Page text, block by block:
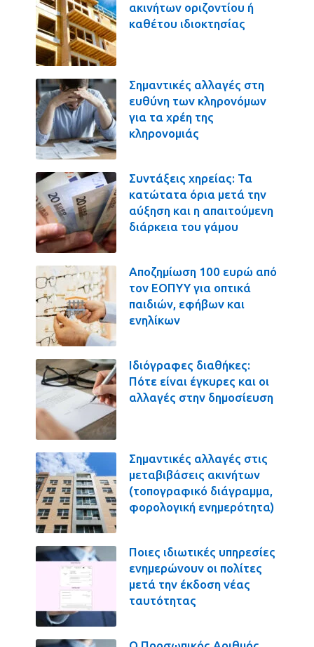
ακινήτων οριζοντίου ή
καθέτου ιδιοκτησίας
Σημαντικές αλλαγές στη
ευθύνη των κληρονόμων
για τα χρέη της
κληρονομιάς
Συντάξεις χηρείας: Τα
κατώτατα όρια μετά την
αύξηση και η απαιτούμενη
διάρκεια του γάμου
Αποζημίωση 100 ευρώ από
τον ΕΟΠΥΥ για οπτικά
παιδιών, εφήβων και
ενηλίκων
Ιδιόγραφες διαθήκες:
Πότε είναι έγκυρες και οι
αλλαγές στην δημοσίευση
Σημαντικές αλλαγές στις
μεταβιβάσεις ακινήτων
(τοπογραφικό διάγραμμα,
φορολογική ενημερότητα)
Ποιες ιδιωτικές υπηρεσίες
ενημερώνουν οι πολίτες
μετά την έκδοση νέας
ταυτότητας